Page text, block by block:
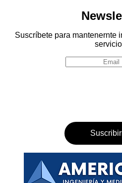
Suscríbete para mantenernte